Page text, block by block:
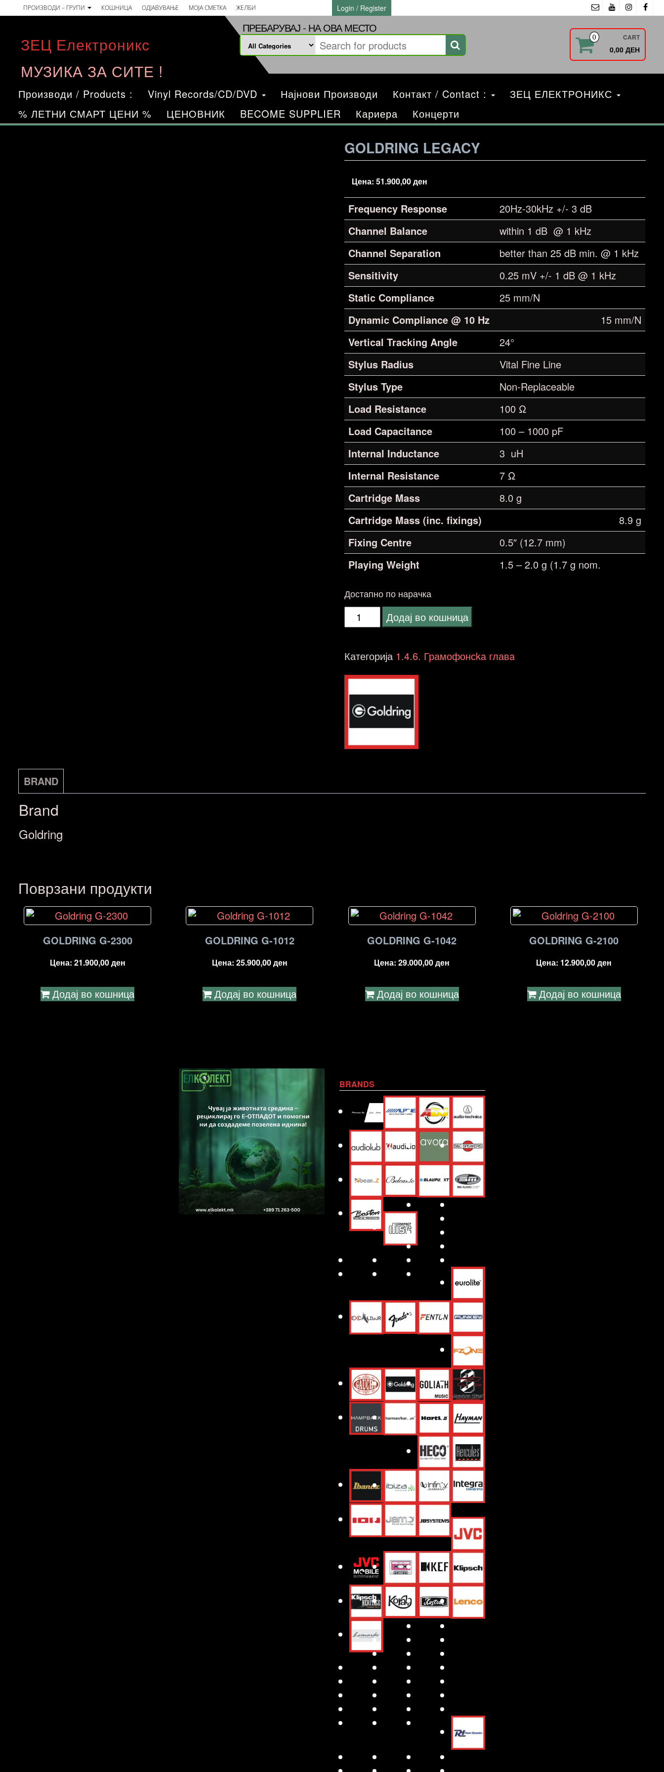
to
content
ПРОИЗВОДИ – ГРУПИ КОШНИЦА ОДЈАВУВАЊЕ МОЈА СМЕТКА ЖЕЛБИ Login / Register
ЗЕЦ Електроникс
МУЗИКА ЗА СИТЕ !
ПРЕБАРУВАЈ - НА ОВА МЕСТО
0 CART
0,00 ДЕН
Производи / Products : Vinyl Records/CD/DVD Најнови Производи Контакт / Contact :
ЗЕЦ ЕЛЕКТРОНИКС
% ЛЕТНИ СМАРТ ЦЕНИ %
ЦЕНОВНИК BECOME SUPPLIER Кариера Концерти
GOLDRING LEGACY
Цена:51.900,00ден
Frequency Response
20Hz-30kHz +/- 3 dB
Channel Balance
within 1 dB @ 1 kHz
Channel Separation
better than 25 dB min. @ 1 kHz
Sensitivity
0.25 mV +/- 1 dB @ 1 kHz
Static Compliance
25 mm/N
Dynamic Compliance @ 10 Hz
15 mm/N
Vertical Tracking Angle
24°
Stylus Radius
Vital Fine Line
Stylus Type
Non-Replaceable
Load Resistance
100 Ω
Load Capacitance
100 – 1000 pF
Internal Inductance
3 uH
Internal Resistance
7 Ω
Cartridge Mass
8.0 g
Cartridge Mass (inc. fixings)
8.9 g
Fixing Centre
0.5″ (12.7 mm)
Playing Weight
1.5 – 2.0 g (1.7 g nom.
Достапно по нарачка
Goldring
количина
Додај во кошница
Категорија 1.4.6. Грамофонсka главa
BRAND
Brand
Goldring
Поврзани продукти
GOLDRING G-2300
Цена: 21.900,00ден
Додај во кошница
GOLDRING G-1012
Цена: 25.900,00ден
Додај во кошница
GOLDRING G-1042
Цена:29.000,00ден
Додај во кошница
GOLDRING G-2100
Цена: 12.900,00ден
Додај во кошница
BRANDS